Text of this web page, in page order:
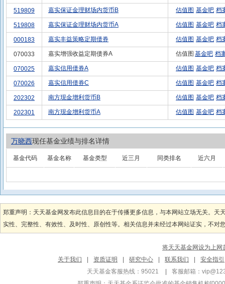
519809 嘉实保证金理财场内货币B 估值图 基金吧 档
519808 嘉实保证金理财场内货币A 估值图 基金吧 档
000183 嘉实丰益策略定期债券 估值图 基金吧 档
070033 嘉实增强收益定期债券A 估值图 基金吧 档
070025 嘉实信用债券A 估值图 基金吧 档
070026 嘉实信用债券C 估值图 基金吧 档
202302 南方现金增利货币B 估值图 基金吧 档
202301 南方现金增利货币A 估值图 基金吧 档
万晓西现任基金业绩与排名详情
基金代码 基金名称 基金类型 近三月 同类排名 近六月
郑重声明：天天基金网发布此信息目的在于传播更多信息，与本网站立场无关。
实性、完整性、有效性、及时性、原创性等。相关信息并未经过本网站证实，不
将天天基金网设为上网
关于我们
资质证明 研究中心 联系我们
安全指引
天天基金客服热线：95021
客服邮箱：